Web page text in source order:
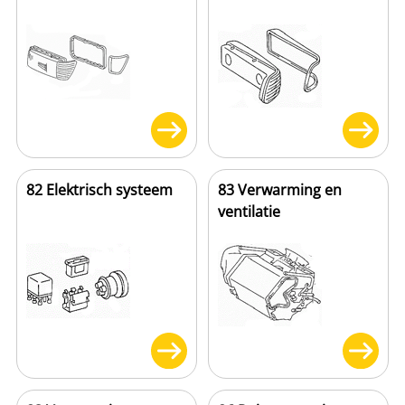
82 Elektrisch systeem
83 Verwarming en
ventilatie